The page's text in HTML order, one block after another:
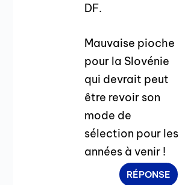
DF.
Mauvaise pioche
pour la Slovénie
qui devrait peut
être revoir son
mode de
sélection pour les
années à venir !
RÉPONSE